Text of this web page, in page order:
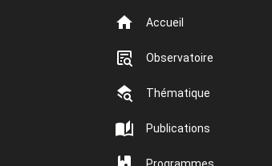
Accueil
Observatoire
Thématique
Publications